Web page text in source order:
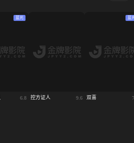
蓝光
6.8 控方证人 9.6
蓝
双喜